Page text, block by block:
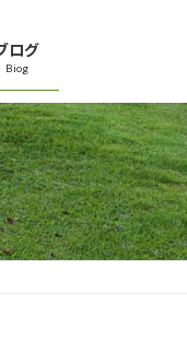
ログ
Biog